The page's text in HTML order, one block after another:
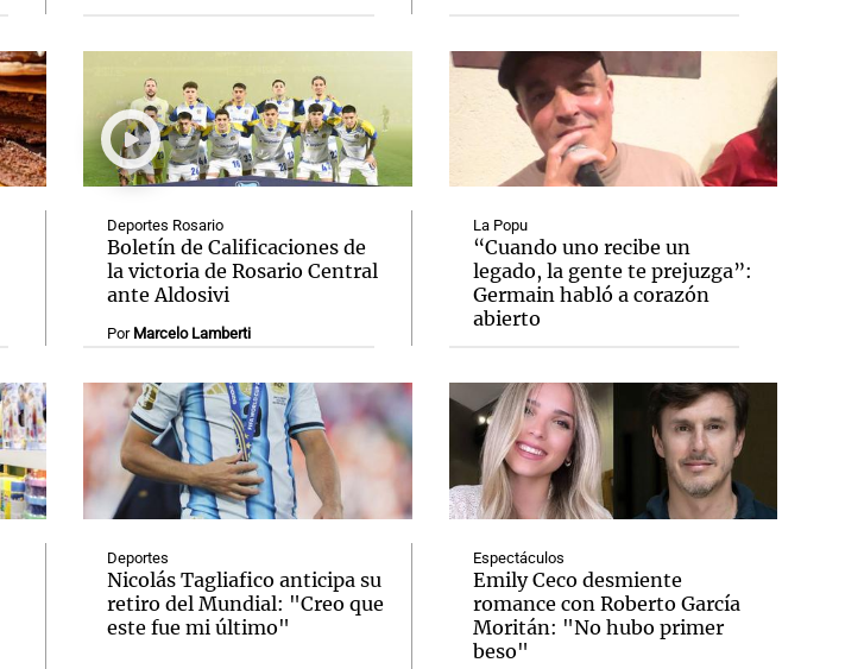
Deportes Rosario
Boletín de Calificaciones de
la victoria de Rosario Central
ante Aldosivi
Por Marcelo Lamberti
Deportes
Nicolás Tagliafico anticipa su
retiro del Mundial: "Creo que
este fue mi último"
La Popu
“Cuando uno recibe un
legado, la gente te prejuzga”:
Germain habló a corazón
abierto
Espectáculos
Emily Ceco desmiente
romance con Roberto García
Moritán: "No hubo primer
beso"
El huracán de Arequito Cadena 3 en Groenlandia
Notas